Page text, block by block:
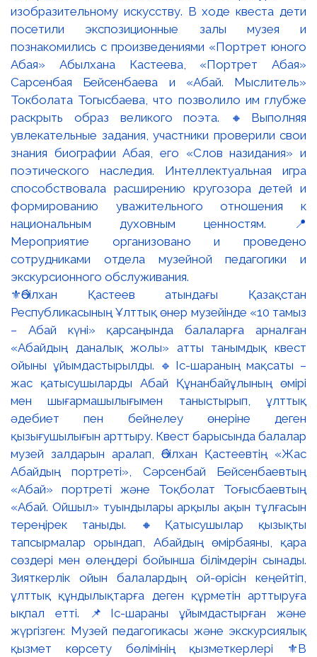
⚜️Әбілхан Қастеев атындағы Қазақстан
Республикасының Ұлттық өнер музейінде «10 тамыз
– Абай күні» қарсаңында балаларға арналған
«Абайдың даналық жолы» атты танымдық квест
ойыны ұйымдастырылды. 🔹Іс-шараның мақсаты –
жас қатысушыларды Абай Құнанбайұлының өмірі
мен шығармашылығымен таныстырып, ұлттық
әдебиет пен бейнелеу өнеріне деген
қызығушылығын арттыру. Квест барысында балалар
музей залдарын аралап, Әбілхан Қастеевтің «Жас
Абайдың портреті», Сәрсенбай Бейсенбаевтың
«Абай» портреті және Тоқболат Тоғысбаевтың
«Абай. Ойшыл» туындылары арқылы ақын тұлғасын
тереңірек таныды. 🔸Қатысушылар қызықты
тапсырмалар орындап, Абайдың өмірбаяны, қара
сөздері мен өлеңдері бойынша білімдерін сынады.
Зияткерлік ойын балалардың ой-өрісін кеңейтіп,
ұлттық құндылықтарға деген құрметін арттыруға
ықпал етті. 📌Іс-шараны ұйымдастырған және
жүргізген: Музей педагогикасы және экскурсиялық
қызмет көрсету бөлімінің қызметкерлері ⚜️В